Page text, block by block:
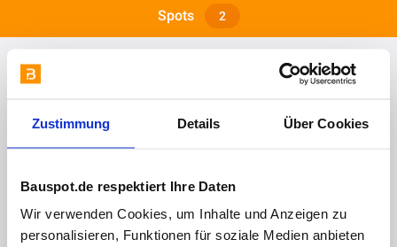
Zustimmung Details Über Cookies
Bauspot.de respektiert Ihre Daten
Wir verwenden Cookies, um Inhalte und Anzeigen zu
personalisieren, Funktionen für soziale Medien anbieten
Spots 2